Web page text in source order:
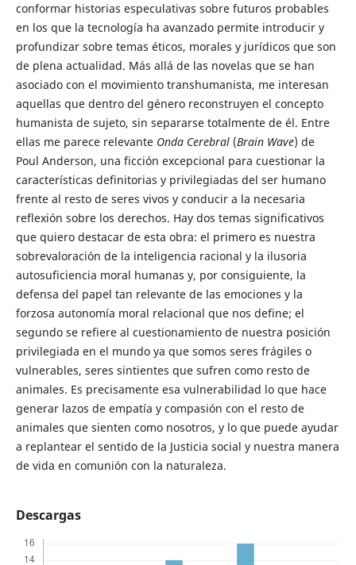
conformar historias especulativas sobre futuros probables
en los que la tecnología ha avanzado permite introducir y
profundizar sobre temas éticos, morales y jurídicos que son
de plena actualidad. Más allá de las novelas que se han
asociado con el movimiento transhumanista, me interesan
aquellas que dentro del género reconstruyen el concepto
humanista de sujeto, sin separarse totalmente de él. Entre
ellas me parece relevante Onda Cerebral(Brain Wave) de
Poul Anderson, una ficción excepcional para cuestionar la
características definitorias y privilegiadas del ser humano
frente al resto de seres vivos y conducir a la necesaria
reflexión sobre los derechos. Hay dos temas significativos
que quiero destacar de esta obra: el primero es nuestra
sobrevaloración de la inteligencia racional y la ilusoria
autosuficiencia moral humanas y, por consiguiente, la
defensa del papel tan relevante de las emociones y la
forzosa autonomía moral relacional que nos define; el
segundo se refiere al cuestionamiento de nuestra posición
privilegiada en el mundo ya que somos seres frágiles o
vulnerables, seres sintientes que sufren como resto de
animales. Es precisamente esa vulnerabilidad lo que hace
generar lazos de empatía y compasión con el resto de
animales que sienten como nosotros, y lo que puede ayudar
a replantear el sentido de la Justicia social y nuestra manera
de vida en comunión con la naturaleza.
Descargas